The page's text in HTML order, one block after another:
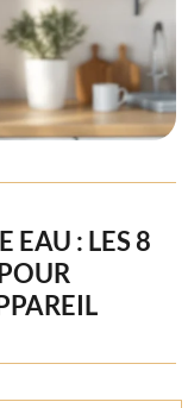
EAU : LES 8